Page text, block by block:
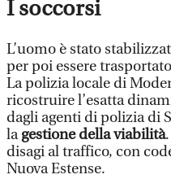
I soccorsi
L’uomo è stato
per poi essere
La polizia locale di
ricostruire l’esatta
dagli agenti di polizia di
lagestione della viabilità
disagi al traffico, con
Nuova Estense.